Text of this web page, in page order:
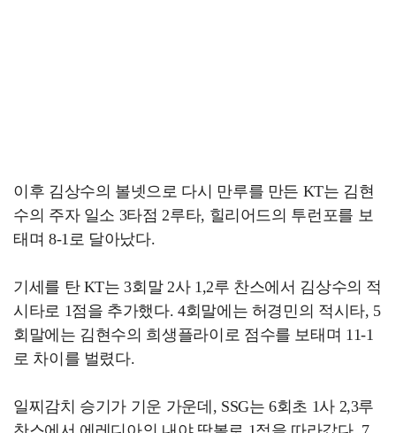
이후 김상수의 볼넷으로 다시 만루를 만든 KT는 김현
수의 주자 일소 3타점 2루타, 힐리어드의 투런포를 보
태며 8-1로 달아났다.
기세를 탄 KT는 3회말 2사 1,2루 찬스에서 김상수의 적
시타로 1점을 추가했다. 4회말에는 허경민의 적시타, 5
회말에는 김현수의 희생플라이로 점수를 보태며 11-1
로 차이를 벌렸다.
일찌감치 승기가 기운 가운데, SSG는 6회초 1사 2,3루